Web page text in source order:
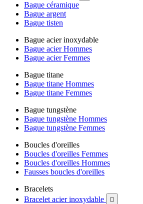
Bague céramique
Bague argent
Bague tisten
Bague acier inoxydable
Bague acier Hommes
Bague acier Femmes
Bague titane
Bague titane Hommes
Bague titane Femmes
Bague tungstène
Bague tungstène Hommes
Bague tungstène Femmes
Boucles d'oreilles
Boucles d'oreilles Femmes
Boucles d'oreilles Hommes
Fausses boucles d'oreilles
Bracelets
Bracelet acier inoxydable
